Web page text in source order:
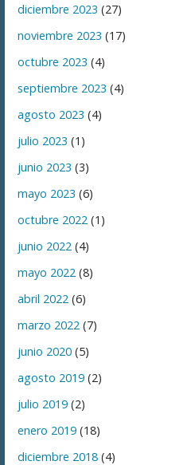
diciembre 2023 (27)
noviembre 2023 (17)
octubre 2023 (4)
septiembre 2023 (4)
agosto 2023 (4)
julio 2023 (1)
junio 2023 (3)
mayo 2023 (6)
octubre 2022 (1)
junio 2022 (4)
mayo 2022 (8)
abril 2022 (6)
marzo 2022 (7)
junio 2020 (5)
agosto 2019 (2)
julio 2019 (2)
enero 2019 (18)
diciembre 2018 (4)